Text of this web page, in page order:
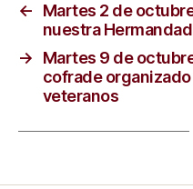
←
Martes 2 de
nuestra Hermandad
→
Martes 9 de
cofrade
veteranos